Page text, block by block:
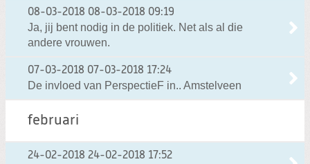
08-03-2018 08-03-2018 09:19
Ja, jij bent nodig in de politiek. Net als al die
andere vrouwen.
07-03-2018 07-03-2018 17:24
De invloed van PerspectieF in.. Amstelveen
februari
24-02-2018 24-02-2018 17:52